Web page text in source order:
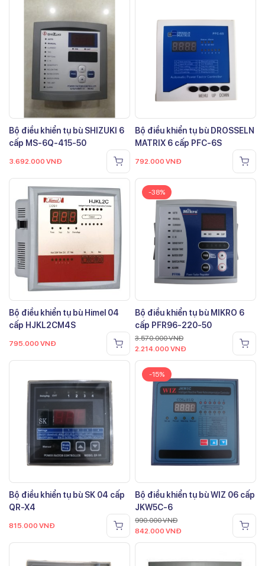
Bộ điều khiển tụ bù SHIZUKI 6
cấp MS-6Q-415-50
3.692.000 VNĐ
Bộ điều khiển tụ bù DROSSELN
MATRIX 6 cấp PFC-6S
792.000 VNĐ
Bộ điều khiển tụ bù Himel 04
cấp HJKL2CM4S
795.000 VNĐ
-38%
Bộ điều khiển tụ bù MIKRO 6
cấp PFR96-220-50
3.570.000VNĐ
2.214.000 VNĐ
Bộ điều khiển tụ bù SK 04 cấp
QR-X4
815.000 VNĐ
-15%
Bộ điều khiển tụ bù WIZ 06 cấp
JKW5C-6
990.000VNĐ
842.000 VNĐ